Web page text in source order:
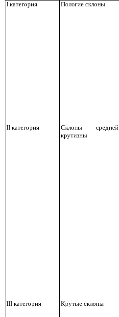
Iкатегория Пологие склоны
IIкатегория
Склоны средней
крутизны
IIIкатегория Крутые склоны